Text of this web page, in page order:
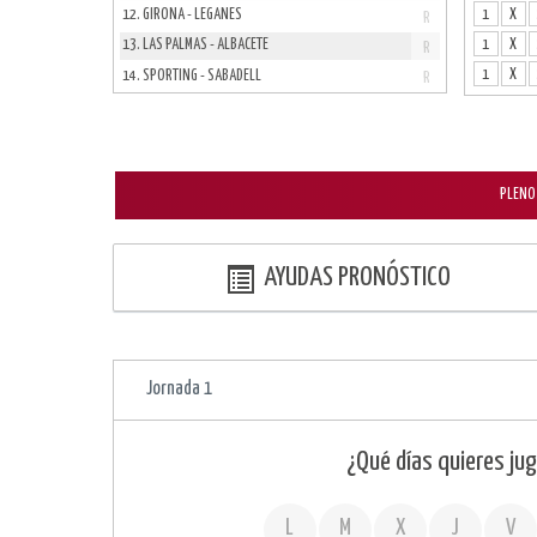
12. GIRONA - LEGANES
R
13. LAS PALMAS - ALBACETE
R
14. SPORTING - SABADELL
R
1
X
1
X
1
X
AYUDAS PRONÓSTICO
Jornada 1
¿Qué días quieres
L M X J V